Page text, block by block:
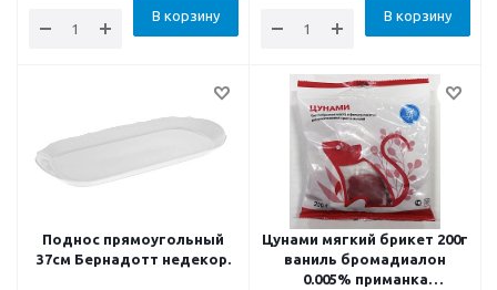
В корзину В корзину
Поднос прямоугольный
37см Бернадотт недекор.
Цунами мягкий брикет 200г
ваниль бромадиалон
0.005% приманка